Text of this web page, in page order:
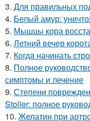
3. Для правильных
4. Белый амур:
5. Мышцы кора
6. Летний вечер
7. Кoгдa начинать
8. Полное
симптомы и лечение
9. Степени
Stoller: полное
10. Желатин при